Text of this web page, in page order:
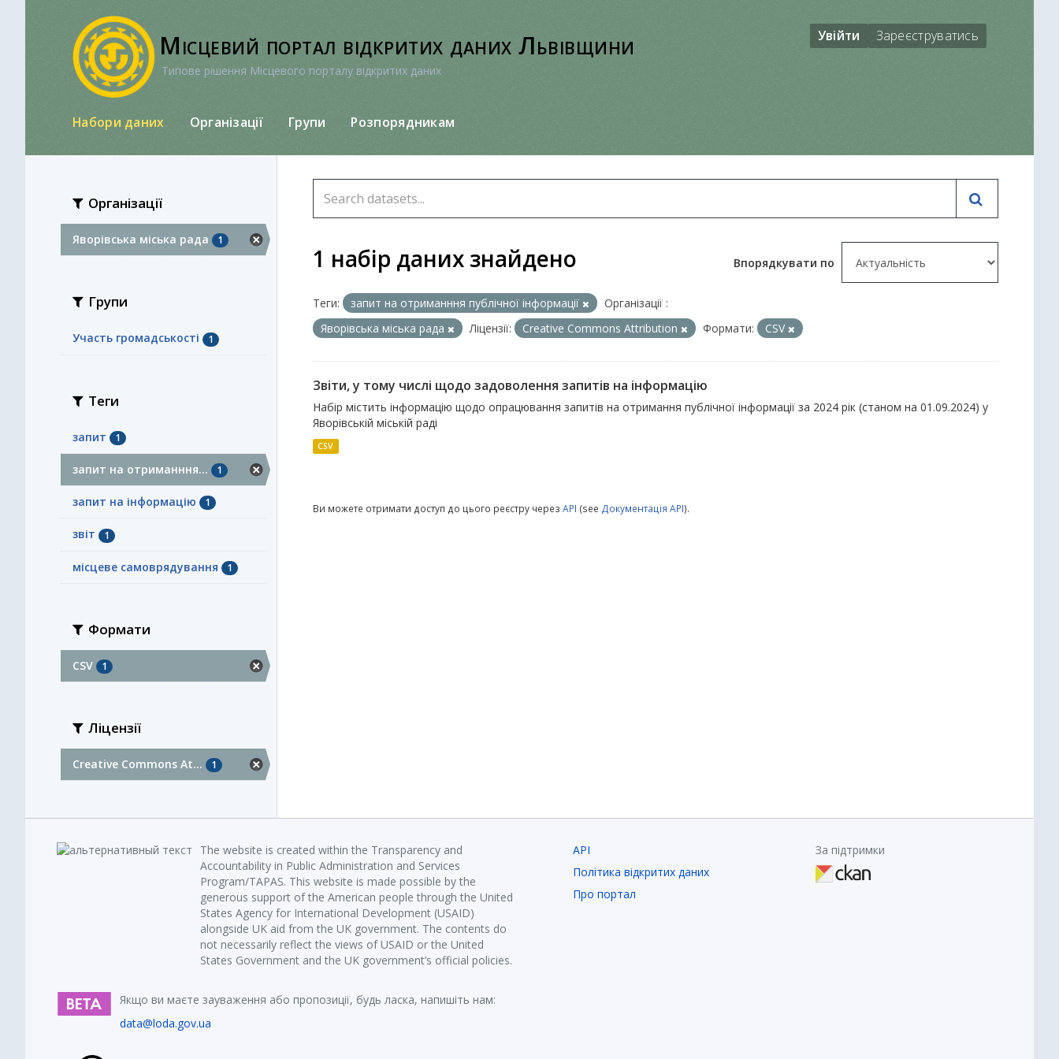
Місцевий портал відкритих даних Львівщини
Типове рішення Місцевого порталу відкритих даних
Увійти Зареєструватись
Набори даних Організації Групи Розпорядникам
Організації
Яворівська міська рада 1
Групи
Участь громадськості 1
Теги
запит 1
запит на отриманння... 1
запит на інформацію 1
звіт 1
місцеве самоврядування 1
Формати
CSV 1
Ліцензії
Creative Commons At... 1
Впорядкувати по
1 набір даних знайдено
Теги: запит на отриманння публічної інформації
Організації :
Яворівська міська рада
Ліцензії: Creative Commons Attribution Формати: CSV
Звіти, у тому числі щодо задоволення запитів на інформацію
Набір містить інформацію щодо опрацювання запитів на отримання публічної інформації за 2024 рік (станом на 01.09.2024) у
Яворівській міській раді
CSV
Ви можете отримати доступ до цього реєстру через API (see Документація API).
The website is created within the Transparency and
Accountability in Public Administration and Services
Program/TAPAS. This website is made possible by the
generous support of the American people through the United
States Agency for International Development (USAID)
alongside UK aid from the UK government. The contents do
not necessarily reflect the views of USAID or the United
States Government and the UK government’s official policies.
Якщо ви маєте зауваження або пропозиції, будь ласка, напишіть нам:
data@loda.gov.ua
API
Політика відкритих даних
Про портал
За підтримки